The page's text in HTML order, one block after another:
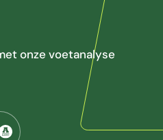
onze voetanalyse